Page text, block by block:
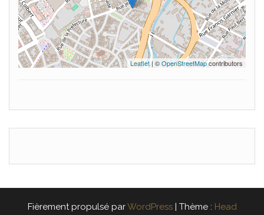
Leaflet| ©OpenStreetMapcontributors
Fièrement propulsé parWordPress | Thème : Head